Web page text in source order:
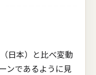
日本）と比べ変動
ンであるように見